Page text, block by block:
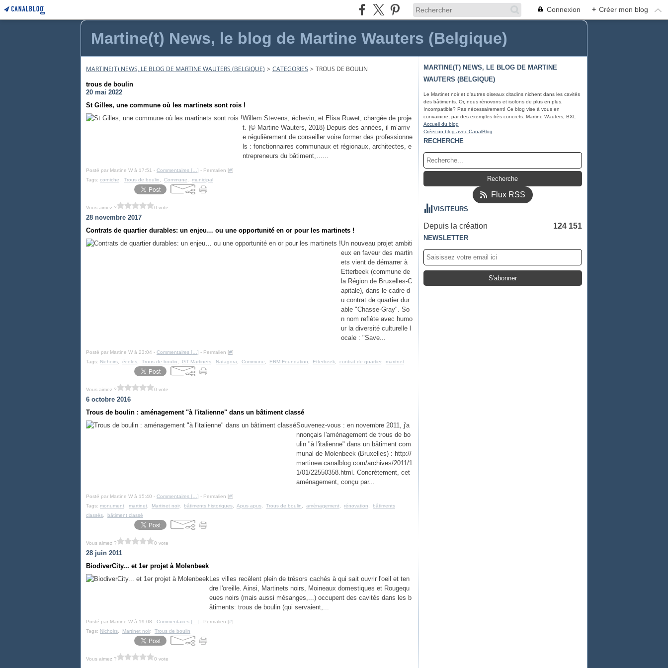
Connexion + Créer mon blog
Martine(t) News, le blog de Martine Wauters (Belgique)
MARTINE(T) NEWS, LE BLOG DE MARTINE WAUTERS (BELGIQUE) > CATEGORIES > TROUS DE BOULIN
trous de boulin
20 mai 2022
St Gilles, une commune où les martinets sont rois !
Willem Stevens, échevin, et Elisa Ruwet, chargée de proje
t. (© Martine Wauters, 2018) Depuis des années, il m’arriv
e régulièrement de conseiller voire former des professionne
ls : fonctionnaires communaux et régionaux, architectes, e
ntrepreneurs du bâtiment,…...
Posté par Martine W à 17:51 - Commentaires [ ] - Permalien [#]
Tags: corniche Trous de boulin Commune municipal
Vous aimez ? 0 vote
28 novembre 2017
Contrats de quartier durables: un enjeu… ou une opportunité en or pour les martinets !
Un nouveau projet ambiti
eux en faveur des martin
ets vient de démarrer à
Etterbeek (commune de
la Région de Bruxelles-C
apitale), dans le cadre d
u contrat de quartier dur
able "Chasse-Gray". So
n nom reflète avec humo
ur la diversité culturelle l
ocale : "Save...
Posté par Martine W à 23:04 - Commentaires [ ] - Permalien [#]
Tags: Nichoirs écoles Trous de boulin GT Martinets Natagora Commune ERM Foundation Etterbeek contrat de quartier, maritnet
Vous aimez ? 0 vote
6 octobre 2016
Trous de boulin : aménagement "à l'italienne" dans un bâtiment classé
Souvenez-vous : en novembre 2011, j'a
nnonçais l'aménagement de trous de bo
ulin "à l'italienne" dans un bâtiment com
munal de Molenbeek (Bruxelles) : http://
martinew.canalblog.com/archives/2011/1
1/01/22550358.html. Concrètement, cet
aménagement, conçu par...
Posté par Martine W à 15:40 - Commentaires [ ] - Permalien [#]
Tags: monument martinet Martinet noir, bâtiments historiques Apus apus Trous de boulin aménagement rénovation
bâtiments
classés
bâtiment classé
Vous aimez ? 0 vote
28 juin 2011
BiodiverCity... et 1er projet à Molenbeek
Les villes recèlent plein de trésors cachés à qui sait ouvrir l'oeil et ten
dre l'oreille. Ainsi, Martinets noirs, Moineaux domestiques et Rougequ
eues noirs (mais aussi mésanges,...) occupent des cavités dans les b
âtiments: trous de boulin (qui servaient,...
Posté par Martine W à 19:08 - Commentaires [ ] - Permalien [#]
Tags: Nichoirs Martinet noir, Trous de boulin
Vous aimez ? 0 vote
MARTINE(T) NEWS, LE BLOG DE MARTINE
WAUTERS (BELGIQUE)
Le Martinet noir et d'autres oiseaux citadins nichent dans les cavités
des bâtiments. Or, nous rénovons et isolons de plus en plus.
Incompatible? Pas nécessairement! Ce blog vise à vous en
convaincre, par des exemples très concrets. Martine Wauters, BXL
Accueil du blog
Créer un blog avec CanalBlog
RECHERCHE
Flux RSS
VISITEURS
Depuis la création 124 151
NEWSLETTER